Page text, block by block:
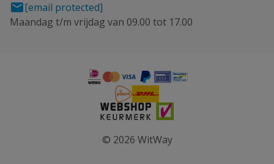
[email protected]
Maandag t/m vrijdag van 09.00 tot 17.00
© 2026 WitWay